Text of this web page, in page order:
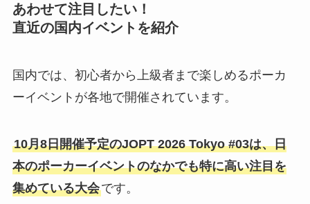
あわせて注目したい！
直近の国内イベントを紹介
国内では、初心者から上級者まで楽しめるポーカ
ーイベントが各地で開催されています。
10月8日開催予定のJOPT 2026 Tokyo #03は、日
本のポーカーイベントのなかでも特に高い注目を
集めている大会です。